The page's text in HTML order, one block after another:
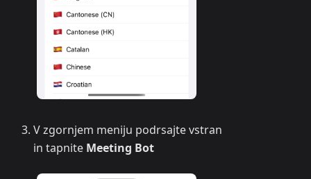
V zgornjem meniju podrsajte vstran
in tapnite Meeting Bot